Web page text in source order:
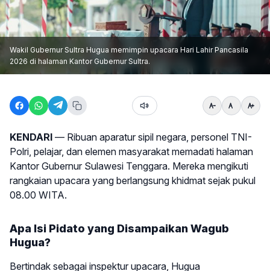
Wakil Gubernur Sultra Hugua memimpin upacara Hari Lahir Pancasila
2026 di halaman Kantor Gubernur Sultra.
KENDARI — Ribuan aparatur sipil negara, personel TNI-
Polri, pelajar, dan elemen masyarakat memadati halaman
Kantor Gubernur Sulawesi Tenggara. Mereka mengikuti
rangkaian upacara yang berlangsung khidmat sejak pukul
08.00 WITA.
Apa Isi Pidato yang Disampaikan Wagub
Hugua?
Bertindak sebagai inspektur upacara, Hugua